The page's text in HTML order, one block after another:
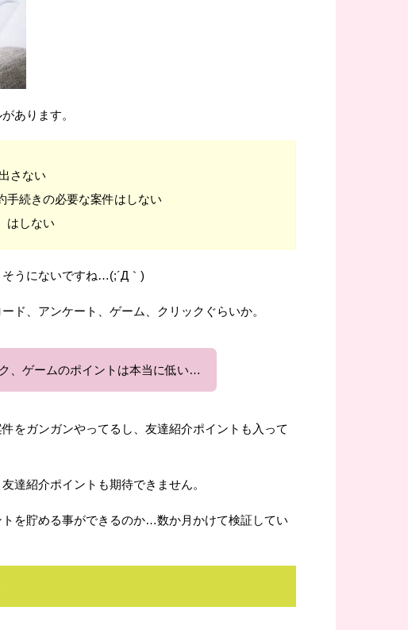
あります。
さない
手続きの必要な案件はしない
はしない
うにないですね…(;´Д｀)
ド、アンケート、ゲーム、クリックぐらいか。
、ゲームのポイントは本当に低い…
をガンガンやってるし、友達紹介ポイントも入って
達紹介ポイントも期待できません。
を貯める事ができるのか…数か月かけて検証してい